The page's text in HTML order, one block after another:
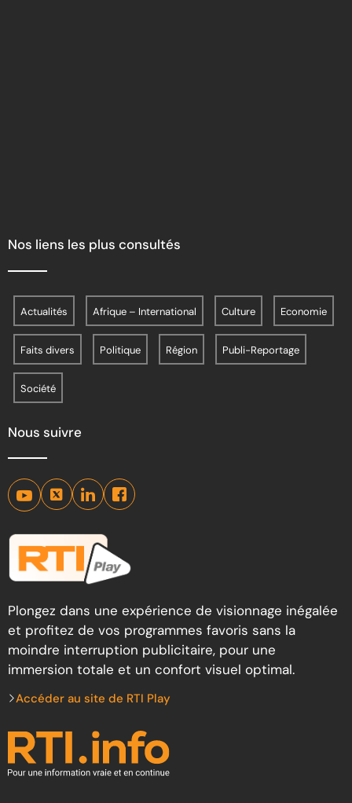
Nos liens les plus consultés
Actualités Afrique – International Culture Economie
Faits divers Politique Région Publi-Reportage
Société
Nous suivre
Plongez dans une expérience de visionnage inégalée
et profitez de vos programmes favoris sans la
moindre interruption publicitaire, pour une
immersion totale et un confort visuel optimal.
Accéder au site de RTI Play